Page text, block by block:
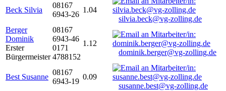
Beck Silvia
08167
6943-26
1.04
silvia.beck@vg-zolling.de
Berger
Dominik
Erster
Bürgermeister
08167
6943-46
0171
4788152
1.12
dominik.berger@vg-zolling.de
Best Susanne
08167
6943-19
0.09
susanne.best@vg-zolling.de